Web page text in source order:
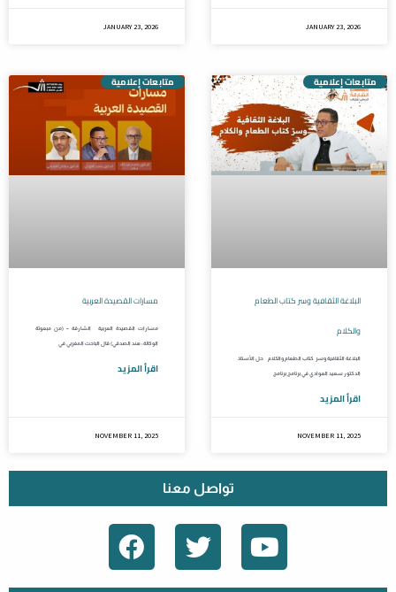
JANUARY 23, 2026 JANUARY 23, 2026
متابعات إعلامية
مسارات القصيدة العربية
مسارات القصيدة العربية الشارقة – (من مبعوثة
الوكالة: هند الصدقي) قال الباحث المغربي في
اقرأ المزيد
NOVEMBER 11, 2025
متابعات إعلامية
البلاغة الثقافية وسر كتاب الطعام
والكلام
البلاغة الثقافية وسر كتاب الطعام والكلام حل الأستاذ
الدكتور سعيد العوادي في برنامج برنامج
اقرأ المزيد
NOVEMBER 11, 2025
تواصل معنا
F
A
T
W
Y
O